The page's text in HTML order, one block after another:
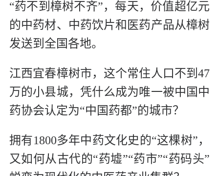
“药不到樟树不齐”，每天，价值超亿元
的中药材、中药饮片和医药产品从樟树
发送到全国各地。
江西宜春樟树市，这个常住人口不到47
万的小县城，凭什么成为唯一被中国中
药协会认定为“中国药都”的城市？
拥有1800多年中药文化史的“这棵树”，
又如何从古代的“药墟”“药市”“药码头”